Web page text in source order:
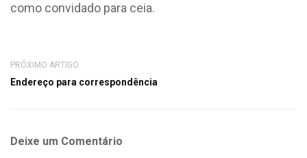
como convidado para ceia.
PRÓXIMO ARTIGO
Endereço para correspondência
Deixe um Comentário